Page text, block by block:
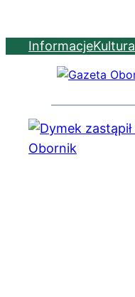
InformacjeKultura